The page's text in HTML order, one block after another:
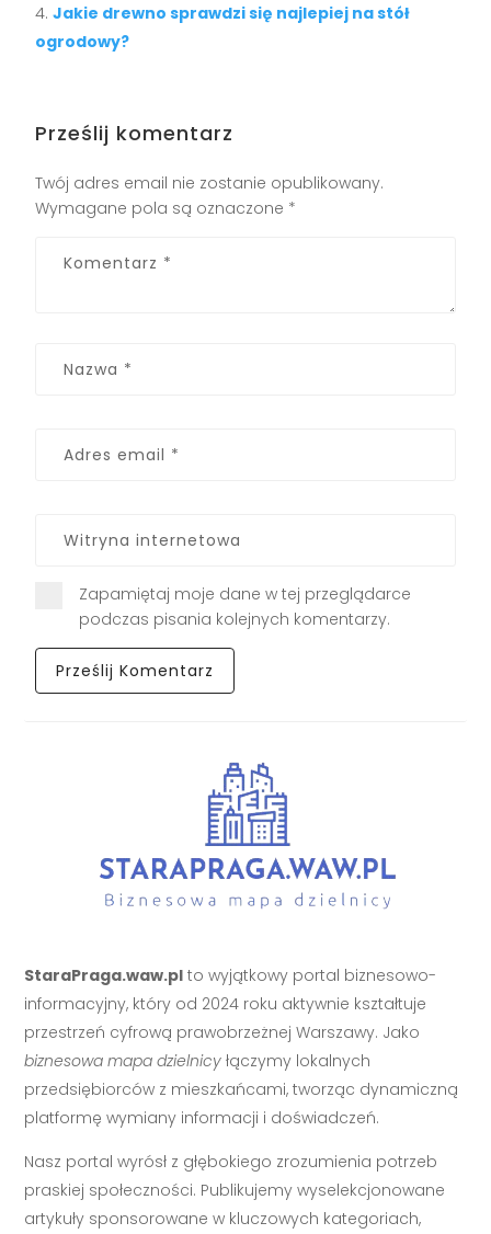
Jakie drewno sprawdzi się najlepiej na stół
ogrodowy?
Prześlij komentarz
Twój adres email nie zostanie opublikowany.
Wymagane pola są oznaczone *
Zapamiętaj moje dane w tej przeglądarce
podczas pisania kolejnych komentarzy.
StaraPraga.waw.pl to wyjątkowy portal biznesowo-
informacyjny, który od 2024 roku aktywnie kształtuje
przestrzeń cyfrową prawobrzeżnej Warszawy. Jako
biznesowa mapa dzielnicy łączymy lokalnych
przedsiębiorców z mieszkańcami, tworząc dynamiczną
platformę wymiany informacji i doświadczeń.
Nasz portal wyrósł z głębokiego zrozumienia potrzeb
praskiej społeczności. Publikujemy wyselekcjonowane
artykuły sponsorowane w kluczowych kategoriach,